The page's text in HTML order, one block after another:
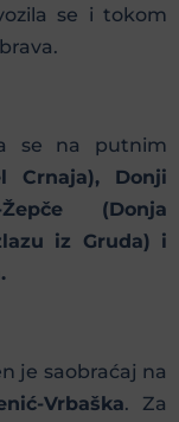
se i tokom
se na putnim
Crnaja), Donji
(Donja
iz Gruda) i
je saobraćaj na
Vrbaška. Za